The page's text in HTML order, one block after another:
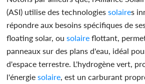
(ASI) utilise des technologies solaires
répondre aux besoins spécifiques de
floating solar, ou solaire flottant,
panneaux sur des plans d'eau, idéal
d'espace terrestre. L'hydrogène vert,
l'énergie solaire , est un carburant